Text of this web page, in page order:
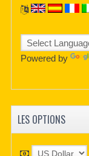
Powered by
LES OPTIONS